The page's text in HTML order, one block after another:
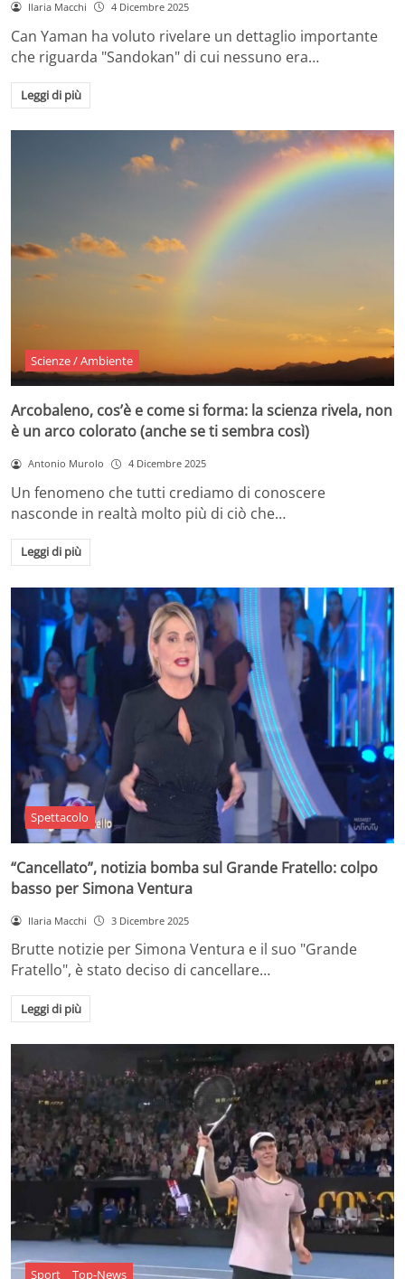
Ilaria Macchi 4 Dicembre 2025
Can Yaman ha voluto rivelare un dettaglio importante
che riguarda "Sandokan" di cui nessuno era…
Leggi di più
Scienze / Ambiente
Arcobaleno, cos’è e come si forma: la scienza rivela, non
è un arco colorato (anche se ti sembra così)
Antonio Murolo 4 Dicembre 2025
Un fenomeno che tutti crediamo di conoscere
nasconde in realtà molto più di ciò che…
Leggi di più
Spettacolo
“Cancellato”, notizia bomba sul Grande Fratello: colpo
basso per Simona Ventura
Ilaria Macchi 3 Dicembre 2025
Brutte notizie per Simona Ventura e il suo "Grande
Fratello", è stato deciso di cancellare…
Leggi di più
Sport Top-News